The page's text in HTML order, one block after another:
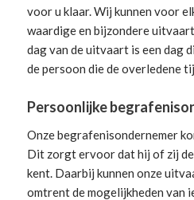
voor u klaar. Wij kunnen voor
waardige en bijzondere
dag van de uitvaart is een dag
de persoon die de overledene
Persoonlijke
Onze begrafenisondernemer
Dit zorgt ervoor dat hij of zij
kent. Daarbij kunnen onze
omtrent de mogelijkheden van